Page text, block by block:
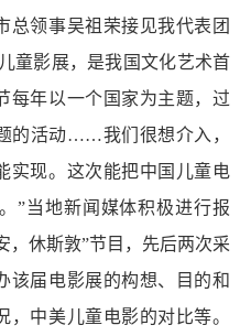
总领事吴祖荣接见我代表团
童影展，是我国文化艺术首
每年以一个国家为主题，过
的活动……我们很想介入，
实现。这次能把中国儿童电
”当地新闻媒体积极进行报
，休斯敦”节目，先后两次采
该届电影展的构想、目的和
中美儿童电影的对比等。